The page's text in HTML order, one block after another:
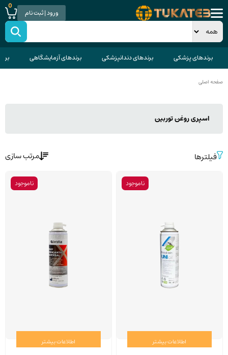
ورود | ثبت نام
0
برندهای پزشکی برندهای دندانپزشکی برندهای آزمایشگاهی
صفحه اصلی
اسپری روغن توربین
فیلترها مرتب سازی
ناموجود
اطلاعات بیشتر
ناموجود
اطلاعات بیشتر